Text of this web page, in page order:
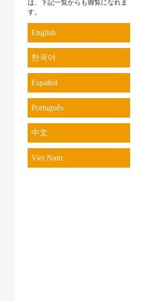
は、下記一覧からも御覧になれま
す。
English
한국어
Español
Português
中文
Viet Nam